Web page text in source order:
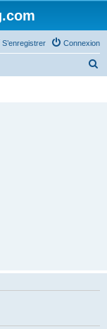
Connexion
S’enregistrer